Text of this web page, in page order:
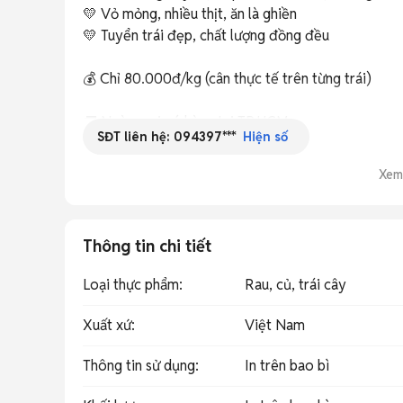
💛 Vỏ mỏng, nhiều thịt, ăn là ghiền
💛 Tuyển trái đẹp, chất lượng đồng đều
💰 Chỉ 80.000đ/kg (cân thực tế trên từng trái)
🎁 Free ship TP.HCM đơn từ 5kg
SĐT liên hệ: 094397*** Hiện số
Thông tin chi tiết
Loại thực phẩm: Rau, củ, trái cây
Xuất xứ: Việt Nam
Thông tin sử dụng: In trên bao bì